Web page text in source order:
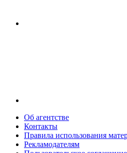
Об агентстве
Контакты
Правила использования
Рекламодателям